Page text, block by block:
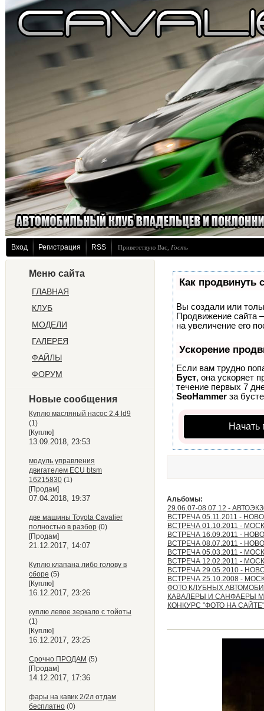
Вход Регистрация RSS Приветствую Вас Гость
Меню сайта
ГЛАВНАЯ
КЛУБ
МОДЕЛИ
ГАЛЕРЕЯ
ФАЙЛЫ
ФОРУМ
Новые сообщения
Куплю масляный насос 2.4 ld9
(1)
[Куплю]
13.09.2018, 23:53
модуль управления
двигателем ECU btsm
16215830 (1)
[Продам]
07.04.2018, 19:37
две машины Toyota Cavalier
полностью в разбор (0)
[Продам]
21.12.2017, 14:07
Куплю клапана либо голову в
сборе (5)
[Куплю]
16.12.2017, 23:26
куплю левое зеркало с тойоты
(1)
[Куплю]
16.12.2017, 23:25
Срочно ПРОДАМ (5)
[Продам]
14.12.2017, 17:36
фары на кавик 2/2л отдам
бесплатно (0)
Как продвинуть
Вы создали или
Продвижение сайта
на увеличение его
Ускорение
Если вам трудно
Буст, она ускоряет
течение первых 7
SeoHammer за
Начать
Альбомы:
29.06.07-08.07.12 -
ВСТРЕЧА 05.11.2011 -
ВСТРЕЧА 01.10.2011 -
ВСТРЕЧА 16.09.2011 -
ВСТРЕЧА 08.07.2011 -
ВСТРЕЧА 05.03.2011 -
ВСТРЕЧА 12.02.2011 -
ВСТРЕЧА 29.05.2010 -
ВСТРЕЧА 25.10.2008 -
ФОТО КЛУБНЫХ
КАВАЛЕРЫ И САНФАЕРЫ
КОНКУРС "ФОТО НА